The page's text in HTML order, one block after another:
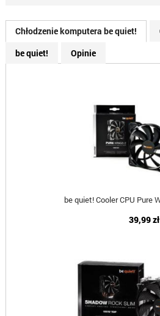
Chłodzenie komputera be quiet!
be quiet!
Opinie
be quiet! Cooler CPU Pure
39,99 zł